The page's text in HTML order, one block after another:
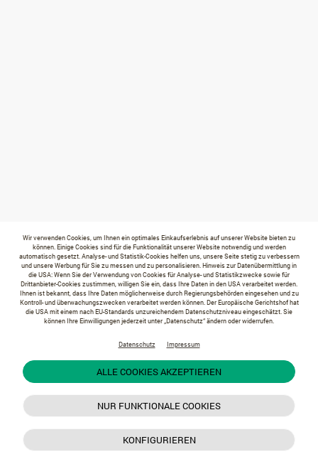
Wir verwenden Cookies, um Ihnen ein optimales Einkaufserlebnis auf unserer Website bieten zu
können. Einige Cookies sind für die Funktionalität unserer Website notwendig und werden
automatisch gesetzt. Analyse- und Statistik-Cookies helfen uns, unsere Seite stetig zu verbessern
und unsere Werbung für Sie zu messen und zu personalisieren. Hinweis zur Datenübermittlung in
die USA: Wenn Sie der Verwendung von Cookies für Analyse- und Statistikzwecke sowie für
Drittanbieter-Cookies zustimmen, willigen Sie ein, dass Ihre Daten in den USA verarbeitet werden.
Ihnen ist bekannt, dass Ihre Daten möglicherweise durch Regierungsbehörden eingesehen und zu
Kontroll- und überwachungszwecken verarbeitet werden können. Der Europäische Gerichtshof hat
die USA mit einem nach EU-Standards unzureichendem Datenschutzniveau eingeschätzt. Sie
können Ihre Einwilligungen jederzeit unter „Datenschutz“ ändern oder widerrufen.
Datenschutz Impressum
ALLE COOKIES AKZEPTIEREN
NUR FUNKTIONALE COOKIES
KONFIGURIEREN